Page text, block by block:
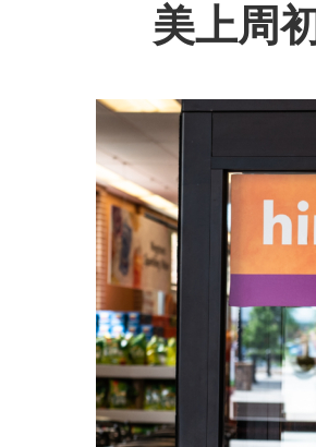
美上周